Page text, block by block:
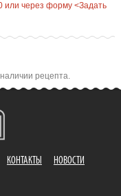
или через форму <Задать
рецепта.
КОНТАКТЫ НОВОСТИ